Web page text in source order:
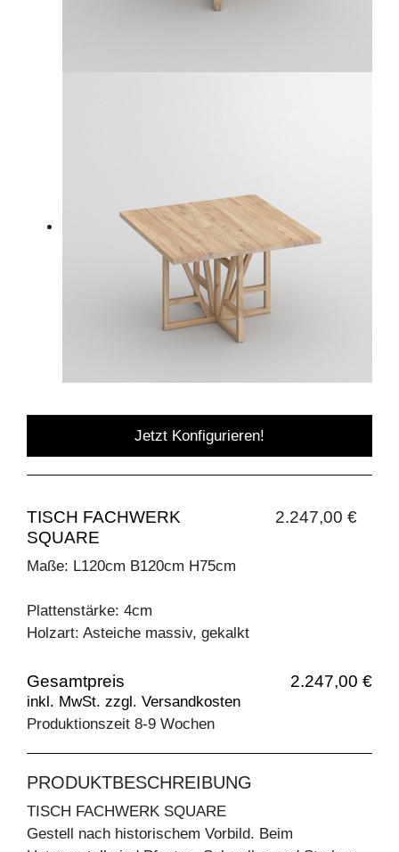
Jetzt Konfigurieren!
TISCH FACHWERK
SQUARE
2.247,00 €
Maße: L120cm B120cm H75cm
Plattenstärke: 4cm
Holzart: Asteiche massiv, gekalkt
Gesamtpreis 2.247,00 €
inkl. MwSt. zzgl. Versandkosten
Produktionszeit 8-9 Wochen
PRODUKTBESCHREIBUNG
TISCH FACHWERK SQUARE
Gestell nach historischem Vorbild. Beim